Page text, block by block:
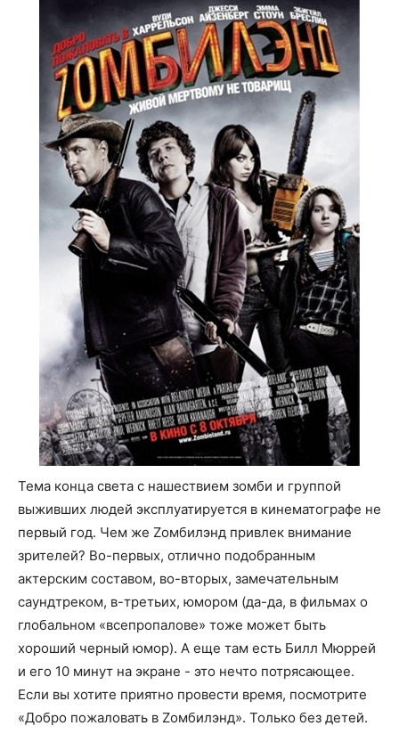
Тема конца света с нашествием зомби и группой
выживших людей эксплуатируется в кинематографе не
первый год. Чем же Zомбилэнд привлек внимание
зрителей? Во-первых, отлично подобранным
актерским составом, во-вторых, замечательным
саундтреком, в-третьих, юмором (да-да, в фильмах о
глобальном «всепропалове» тоже может быть
хороший черный юмор). А еще там есть Билл Мюррей
и его 10 минут на экране - это нечто потрясающее.
Если вы хотите приятно провести время, посмотрите
«Добро пожаловать в Zомбилэнд». Только без детей.